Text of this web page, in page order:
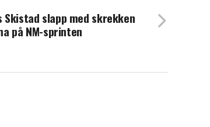
Skistad slapp med skrekken
på NM-sprinten